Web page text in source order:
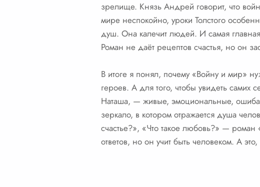
зрелище. Князь Андрей говорит, что
мире неспокойно, уроки Толстого
душ. Она калечит людей. И самая
Роман не даёт рецептов счастья, но он
В итоге я понял, почему «Войну и мир»
героев. А для того, чтобы увидеть
Наташа, — живые, эмоциональные,
зеркало, в котором отражается душа
счастье?», «Что такое любовь?» — роман
ответов, но он учит быть человеком. А